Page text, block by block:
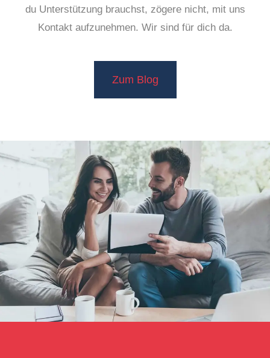
du Unterstützung brauchst, zögere nicht, mit uns
Kontakt aufzunehmen. Wir sind für dich da.
Zum Blog